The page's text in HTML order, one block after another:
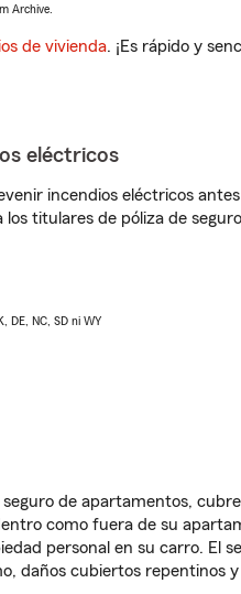
Archive.
de vivienda. ¡Es rápido y
eléctricos
incendios eléctricos
los titulares de póliza de
DE, NC, SD ni WY
de apartamentos,
como fuera de su
personal en su carro. El
daños cubiertos repentinos